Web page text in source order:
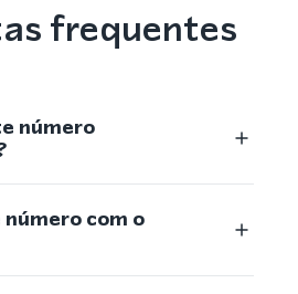
frequentes
número
com o